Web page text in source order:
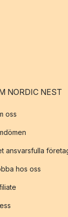
NORDIC NEST
oss
ansvarsfulla
hos oss